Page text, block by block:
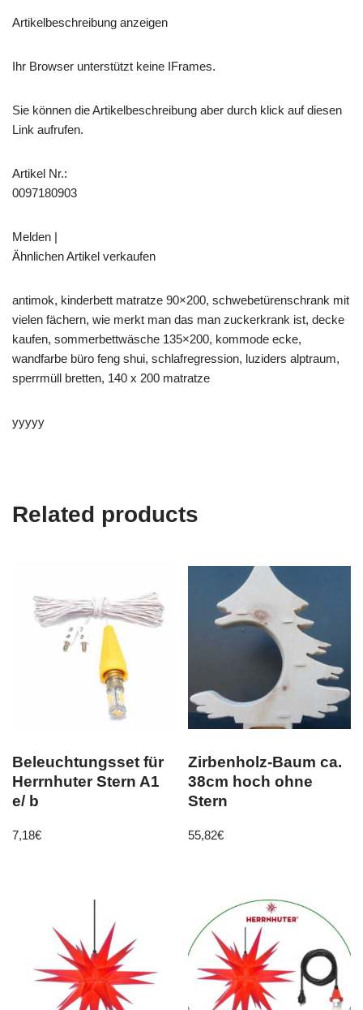
Artikelbeschreibung anzeigen
Ihr Browser unterstützt keine IFrames.
Sie können die Artikelbeschreibung aber durch klick auf diesen
Link aufrufen.
Artikel Nr.:
0097180903
Melden |
Ähnlichen Artikel verkaufen
antimok, kinderbett matratze 90×200, schwebetürenschrank mit
vielen fächern, wie merkt man das man zuckerkrank ist, decke
kaufen, sommerbettwäsche 135×200, kommode ecke,
wandfarbe büro feng shui, schlafregression, luziders alptraum,
sperrmüll bretten, 140 x 200 matratze
yyyyy
Related products
Beleuchtungsset für
Herrnhuter Stern A1
e/ b
7,18€
Zirbenholz-Baum ca.
38cm hoch ohne
Stern
55,82€